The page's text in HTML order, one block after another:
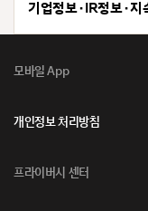
기업정보 · IR정보 ·
모바일 App
개인정보 처리방침
프라이버시 센터